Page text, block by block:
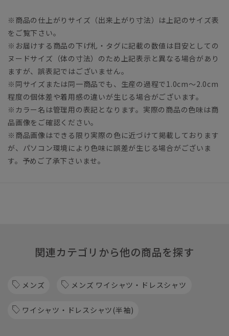
※商品の仕上がりサイズ（出来上がり寸法）は上記のサイズ表
をご覧下さい。
※お届けする商品の下げ札・タグに記載の数値は目安としての
ヌードサイズ（体の寸法）のため上記表示と異なる場合があり
ますが、誤表記ではございません。
※同サイズまたは同一商品でも、生産の過程で1.0cm～2.0cm
程度の個体差や着用感の違いが生じる場合がございます。
※カラー名は管理用の表記となります。実際の商品の色味は商
品画像をご確認ください。
※商品画像はできる限り実際の色に近づけて掲載しております
が、パソコン環境により色味に誤差が生じる場合がございま
す。予めご了承下さいませ。
関連カテゴリから他の商品を探す
メンズ メンズ ワイシャツ・ドレスシャツ
ワイシャツ・ドレスシャツ(半袖)